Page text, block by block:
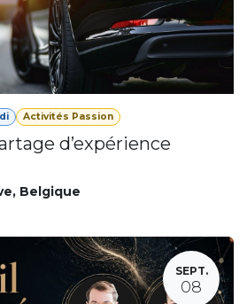
Activités Passion
d’expérience
, Belgique
SEPT.
08